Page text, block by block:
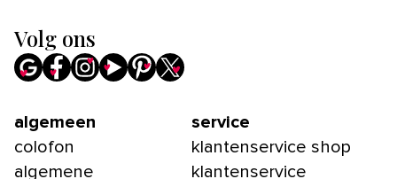
Volg ons
algemeen
colofon
algemene
service
klantenservice shop
klantenservice